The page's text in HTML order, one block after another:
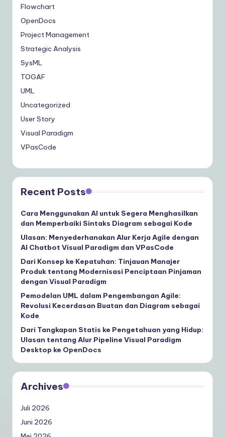
Flowchart
OpenDocs
Project Management
Strategic Analysis
SysML
TOGAF
UML
Uncategorized
User Story
Visual Paradigm
VPasCode
Recent Posts
Cara Menggunakan AI untuk Segera Menghasilkan
dan Memperbaiki Sintaks Diagram sebagai Kode
Ulasan: Menyederhanakan Alur Kerja Agile dengan
AI Chatbot Visual Paradigm dan VPasCode
Dari Konsep ke Kepatuhan: Tinjauan Manajer
Produk tentang Modernisasi Penciptaan Pinjaman
dengan Visual Paradigm
Pemodelan UML dalam Pengembangan Agile:
Revolusi Kecerdasan Buatan dan Diagram sebagai
Kode
Dari Tangkapan Statis ke Pengetahuan yang Hidup:
Ulasan tentang Alur Pipeline Visual Paradigm
Desktop ke OpenDocs
Archives
Juli 2026
Juni 2026